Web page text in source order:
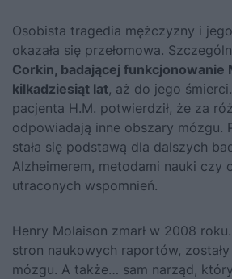
Osobista tragedia mężczyzny i
okazała się przełomowa.
Corkin, badającej funkcjonowanie
kilkadziesiąt lat, aż do jego
pacjenta H.M. potwierdził, że za
odpowiadają inne obszary mózgu.
stała się podstawą dla dalszych
Alzheimerem, metodami nauki czy
utraconych wspomnień.
Henry Molaison zmarł w 2008
stron naukowych raportów,
mózgu. A także… sam narząd,